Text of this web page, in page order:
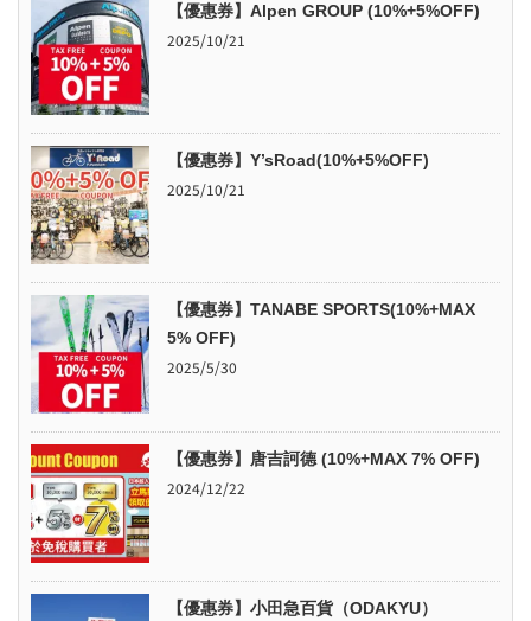
【優惠券】Alpen GROUP (10%+5%OFF)
2025/10/21
【優惠券】Y’sRoad(10%+5%OFF)
2025/10/21
【優惠券】TANABE SPORTS(10%+MAX
5% OFF)
2025/5/30
【優惠券】唐吉訶德 (10%+MAX 7% OFF)
2024/12/22
【優惠券】小田急百貨（ODAKYU）